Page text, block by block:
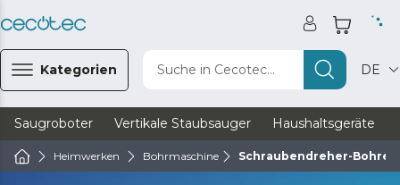
Kategorien Suche in Cecotec... DE
Saugroboter Vertikale Staubsauger Haushaltsgeräte
Heimwerken Bohrmaschine Schraubendreher-Bohrer